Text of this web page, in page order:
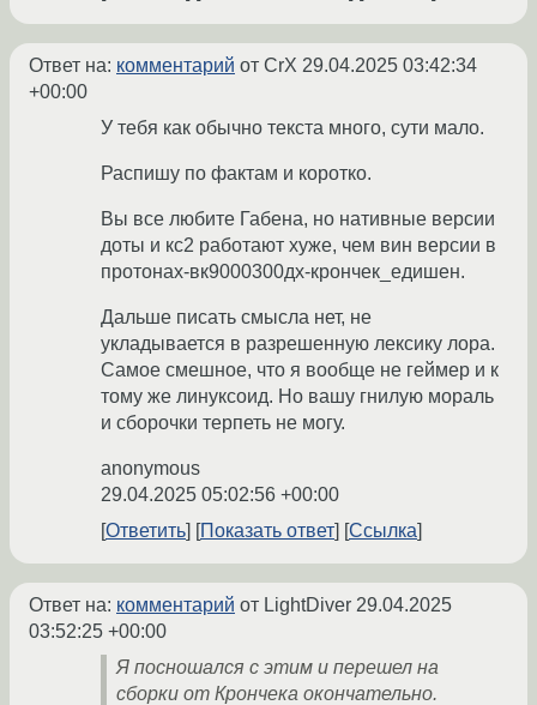
Ответ на: комментарий от CrX 29.04.2025 03:42:34
+00:00
У тебя как обычно текста много, сути мало.
Распишу по фактам и коротко.
Вы все любите Габена, но нативные версии
доты и кс2 работают хуже, чем вин версии в
протонах-вк9000300дх-крончек_едишен.
Дальше писать смысла нет, не
укладывается в разрешенную лексику лора.
Самое смешное, что я вообще не геймер и к
тому же линуксоид. Но вашу гнилую мораль
и сборочки терпеть не могу.
anonymous
29.04.2025 05:02:56 +00:00
Ответить
Показать ответ Ссылка
Ответ на: комментарий от LightDiver 29.04.2025
03:52:25 +00:00
Я посношался с этим и перешел на
сборки от Крончека окончательно.